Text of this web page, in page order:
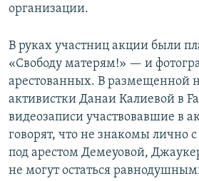
организации.
В руках участниц акции были
«Свободу матерям!» — и
арестованных. В размещенной
активистки Данаи Калиевой в
видеозаписи участвовавшие в
говорят, что не знакомы лично
под арестом Демеуовой,
не могут остаться